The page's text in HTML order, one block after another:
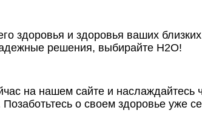
здоровья и здоровья ваших
решения, выбирайте Н2О!
на нашем сайте и наслаждайтесь
о своем здоровье уже